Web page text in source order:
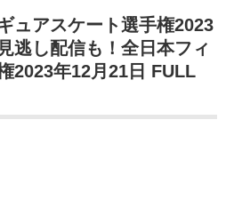
ュアスケート選手権2023
逃し配信も！全日本フィ
2023年12月21日 FULL